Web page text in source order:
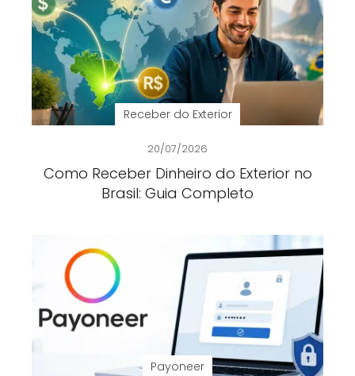
Receber do Exterior
20/07/2026
Como Receber Dinheiro do Exterior no
Brasil: Guia Completo
Payoneer